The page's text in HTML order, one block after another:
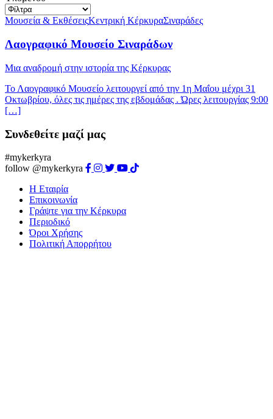
Μουσεία & ΕκθέσειςΚεντρική ΚέρκυραΣιναράδες
Λαογραφικό Μουσείο Σιναράδων
Μια αναδρομή στην ιστορία της Κέρκυρας
Το Λαογραφικό Μουσείο λειτουργεί από την 1η Μαΐου μέχρι 31
Οκτωβρίου, όλες τις ημέρες της εβδομάδας . Ώρες λειτουργίας 9:00
[…]
Συνδεθείτε μαζί μας
#mykerkyra
follow @mykerkyra
Η Εταιρία
Επικοινωνία
Γράψτε για την Κέρκυρα
Περιοδικό
Όροι Χρήσης
Πολιτική Απορρήτου